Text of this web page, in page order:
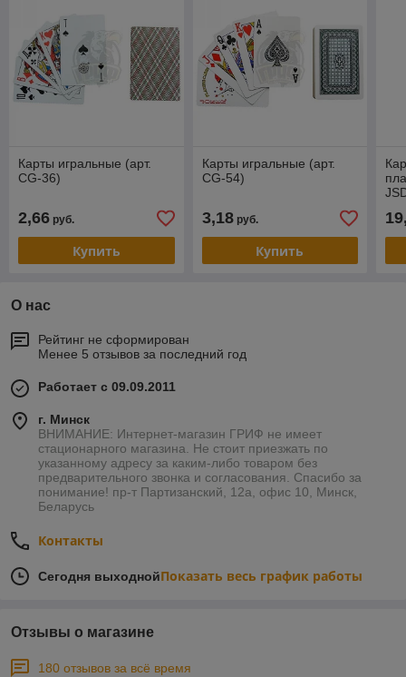
Карты игральные (арт.
CG-36)
2,66 руб.
Купить
Карты игральные (арт.
CG-54)
3,18руб.
Купить
О нас
Рейтинг не сформирован
Менее 5 отзывов за последний год
Работает с 09.09.2011
г. Минск
ВНИМАНИЕ: Интернет-магазин ГРИФ не имеет
стационарного магазина. Не стоит приезжать по
указанному адресу за каким-либо товаром без
предварительного звонка и согласования. Спасибо за
понимание! пр-т Партизанский, 12а, офис 10, Минск,
Беларусь
Контакты
Сегодня выходнойПоказать весь график работы
Отзывы о магазине
180 отзывов за всё время